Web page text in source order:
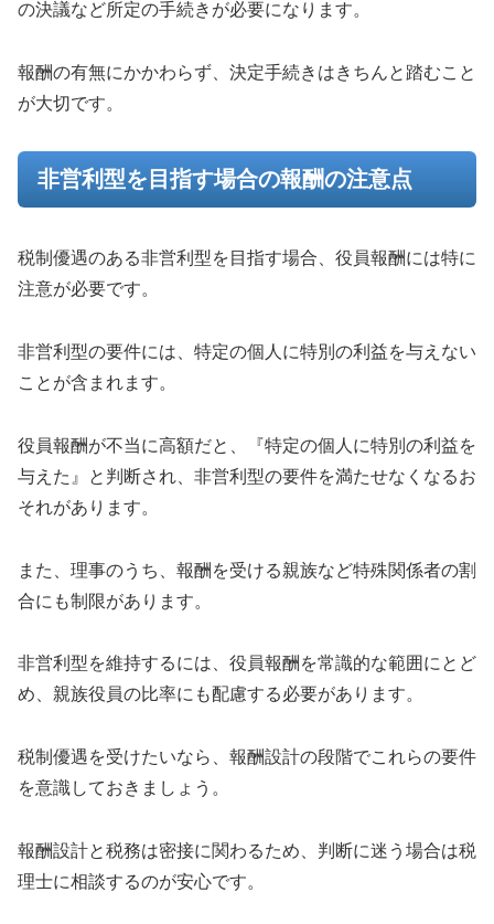
の決議など所定の手続きが必要になります。
報酬の有無にかかわらず、決定手続きはきちんと踏むこと
が大切です。
非営利型を目指す場合の報酬の注意点
税制優遇のある非営利型を目指す場合、役員報酬には特に
注意が必要です。
非営利型の要件には、特定の個人に特別の利益を与えない
ことが含まれます。
役員報酬が不当に高額だと、『特定の個人に特別の利益を
与えた』と判断され、非営利型の要件を満たせなくなるお
それがあります。
また、理事のうち、報酬を受ける親族など特殊関係者の割
合にも制限があります。
非営利型を維持するには、役員報酬を常識的な範囲にとど
め、親族役員の比率にも配慮する必要があります。
税制優遇を受けたいなら、報酬設計の段階でこれらの要件
を意識しておきましょう。
報酬設計と税務は密接に関わるため、判断に迷う場合は税
理士に相談するのが安心です。